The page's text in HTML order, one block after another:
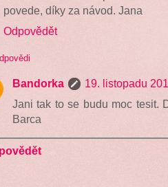
povede, díky za návod. Jana
Odpovědět
Bandorka
19. listopadu
Jani tak to se budu moc tesit.
Barca